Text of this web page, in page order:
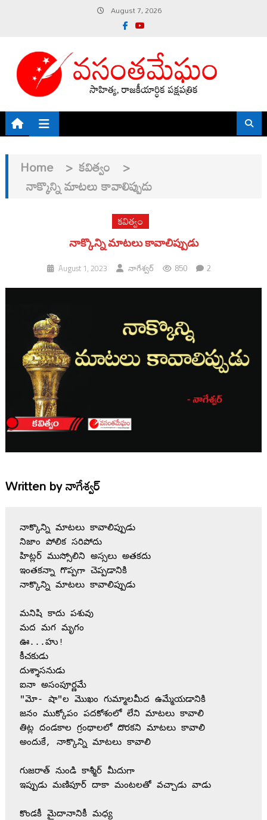
content
August 7, 2026
Home > కవిత్వం >
నాక్కొన్ని మాటలు కావాలిప్పుడు
కవిత్వం
నాక్కొన్ని మాటలు కావాలిప్పుడు
August 1, 2023 నాగేశ్వర్ 850 2
Written byనాగేశ్వర్
నాక్కొన్ని మాటలు కావాలిప్పుడు
నిజాం పోలిక సరిపోదు
హిట్లర్ ముస్సోలిని అస్సలు అతకదు
ఇంతకన్నా గొప్పగా చెప్పడానికి
నాక్కొన్ని మాటలు కావాలిప్పుడు
మనిషి కాదు పశువు
మద మగ మృగం
ఊ...హు!
కీచకుడు
దుశ్శాసనుడు
ఐనా అసంపూర్ణమే
"మో- షా"ల మొఖం గుమ్మాలమీద ఉమ్మేయడానికి
జనం ముక్కోపం పదకోశంలో లేని మాటలు కావాలి
తిట్ల దండకాల గ్రంథాలలో దొరకని మాటలు కావాలి
అందుకే, నాక్కొన్ని మాటలు కావాలి
గుజరాత్ నుండి కాశ్మీర్ మీదుగా
ఇప్పుడు మణిపూర్ దాకా మంటలతో వచ్చాడు వాడు
కొండకీ మైదానానికీ మధ్య